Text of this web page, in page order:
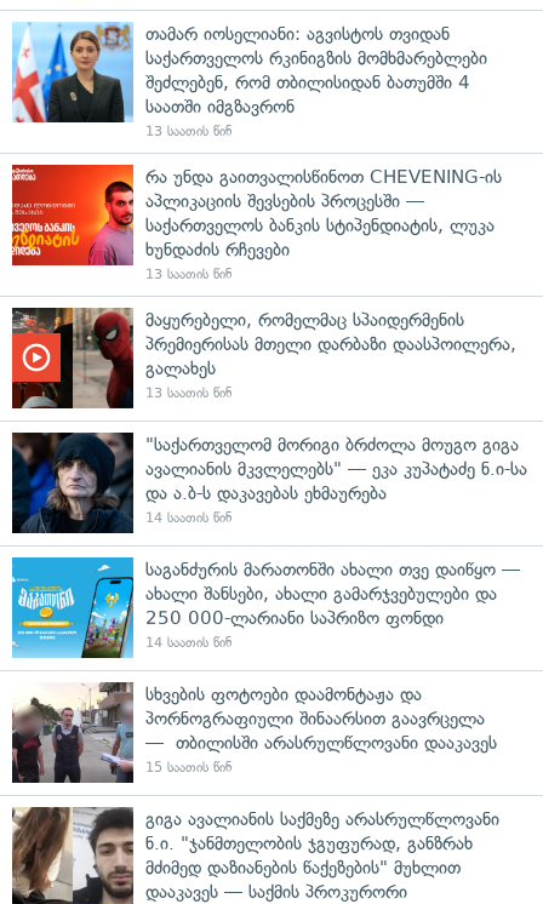
თამარ იოსელიანი: აგვისტოს თვიდან
საქართველოს რკინიგზის მომხმარებლები
შეძლებენ, რომ თბილისიდან ბათუმში 4
საათში იმგზავრონ
13 საათის წინ
რა უნდა გაითვალისწინოთ CHEVENING-ის
აპლიკაციის შევსების პროცესში —
საქართველოს ბანკის სტიპენდიატის, ლუკა
ხუნდაძის რჩევები
13 საათის წინ
მაყურებელი, რომელმაც სპაიდერმენის
პრემიერისას მთელი დარბაზი დაასპოილერა,
გალახეს
13 საათის წინ
"საქართველომ მორიგი ბრძოლა მოუგო გიგა
ავალიანის მკვლელებს" — ეკა კუპატაძე ნ.ი-სა
და ა.ბ-ს დაკავებას ეხმაურება
14 საათის წინ
საგანძურის მარათონში ახალი თვე დაიწყო —
ახალი შანსები, ახალი გამარჯვებულები და
250 000-ლარიანი საპრიზო ფონდი
14 საათის წინ
სხვების ფოტოები დაამონტაჟა და
პორნოგრაფიული შინაარსით გაავრცელა
— თბილისში არასრულწლოვანი დააკავეს
15 საათის წინ
გიგა ავალიანის საქმეზე არასრულწლოვანი
ნ.ი. "ჯანმთელობის ჯგუფურად, განზრახ
მძიმედ დაზიანების წაქეზების" მუხლით
დააკავეს — საქმის პროკურორი